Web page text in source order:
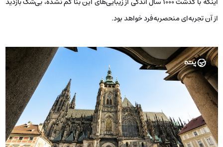
از آن تجربه‌ای منحصربه‌فرد خواهد بود.